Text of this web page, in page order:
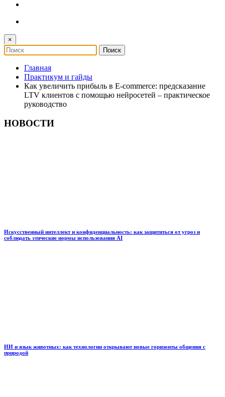
×
Главная
Практикум и гайды
Как увеличить прибыль в E-commerce: предсказание
LTV клиентов с помощью нейросетей – практическое
руководство
НОВОСТИ
Искусственный интеллект и конфиденциальность: как защититься от угроз и
соблюдать этические нормы использования AI
ИИ и язык животных: как технологии открывают новые горизонты общения с
природой